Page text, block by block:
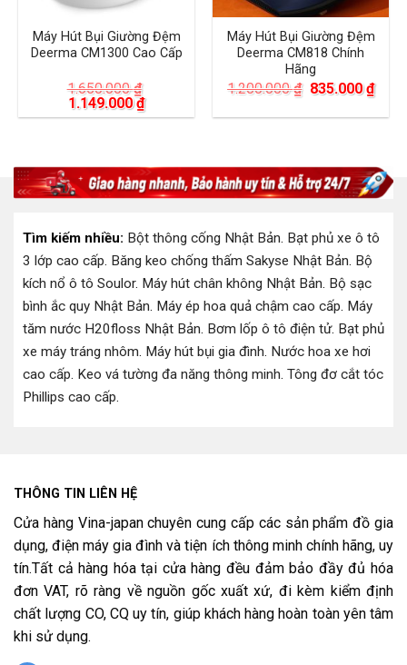
Máy Hút Bụi Giường Đệm
Deerma CM1300 Cao Cấp
1.650.000₫
Giá
gốc
1.149.000₫Giá
hiện
Máy Hút Bụi Giường Đệm
Deerma CM818 Chính
Hãng
1.200.000₫ Giá
là:
835.000₫Giá
hiện
tại
Tìm kiếm nhiều: Bột thông cống Nhật Bản. Bạt phủ xe ô tô
3 lớp cao cấp. Băng keo chống thấm Sakyse Nhật Bản. Bộ
kích nổ ô tô Soulor. Máy hút chân không Nhật Bản. Bộ sạc
bình ắc quy Nhật Bản. Máy ép hoa quả chậm cao cấp. Máy
tăm nước H20floss Nhật Bản. Bơm lốp ô tô điện tử. Bạt phủ
xe máy tráng nhôm. Máy hút bụi gia đình. Nước hoa xe hơi
cao cấp. Keo vá tường đa năng thông minh. Tông đơ cắt tóc
Phillips cao cấp.
THÔNG TIN LIÊN HỆ
Cửa hàng Vina-japan chuyên cung cấp các sản phẩm đồ gia
dụng, điện máy gia đình và tiện ích thông minh chính hãng, uy
tín.Tất cả hàng hóa tại cửa hàng đều đảm bảo đầy đủ hóa
đơn VAT, rõ ràng về nguồn gốc xuất xứ, đi kèm kiểm định
chất lượng CO, CQ uy tín, giúp khách hàng hoàn toàn yên tâm
khi sử dụng.